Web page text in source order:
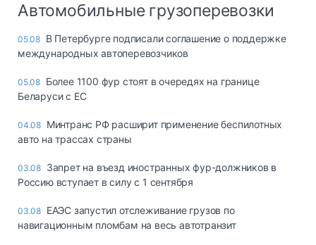
Автомобильные грузоперевозки
05.08 В Петербурге подписали соглашение о поддержке
международных автоперевозчиков
05.08 Более 1100 фур стоят в очередях на границе
Беларуси с ЕС
04.08 Минтранс РФ расширит применение беспилотных
авто на трассах страны
03.08 Запрет на въезд иностранных фур-должников в
Россию вступает в силу с 1 сентября
03.08 ЕАЭС запустил отслеживание грузов по
навигационным пломбам на весь автотранзит